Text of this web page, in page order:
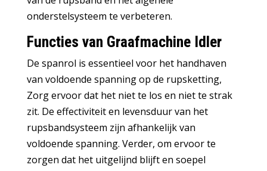
onderstelsysteem te verbeteren.
Functies van Graafmachine Idler
De spanrol is essentieel voor het handhaven
van voldoende spanning op de rupsketting,
Zorg ervoor dat het niet te los en niet te strak
zit. De effectiviteit en levensduur van het
rupsbandsysteem zijn afhankelijk van
voldoende spanning. Verder, om ervoor te
zorgen dat het uitgelijnd blijft en soepel